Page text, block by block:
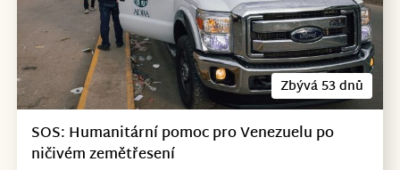
Zbývá 53 dnů
SOS: Humanitární pomoc pro Venezuelu po
ničivém zemětřesení